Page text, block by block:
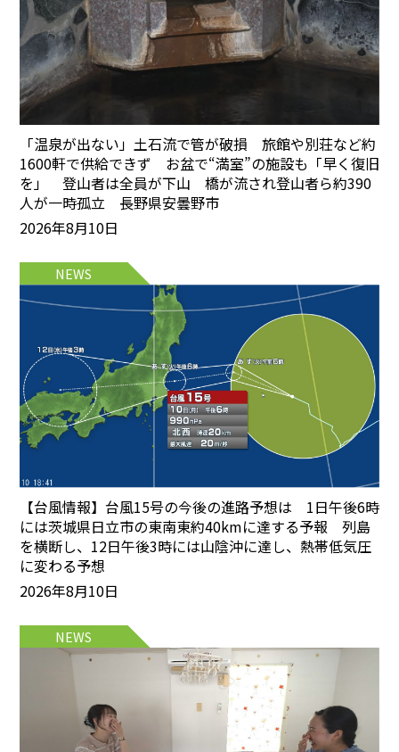
「温泉が出ない」土石流で管が破損 旅館や別荘など約
1600軒で供給できず お盆で“満室”の施設も「早く復旧
を」 登山者は全員が下山 橋が流され登山者ら約390
人が一時孤立 長野県安曇野市
2026年8月10日
NEWS
【台風情報】台風15号の今後の進路予想は 1日午後6時
には茨城県日立市の東南東約40kmに達する予報 列島
を横断し、12日午後3時には山陰沖に達し、熱帯低気圧
に変わる予想
2026年8月10日
NEWS